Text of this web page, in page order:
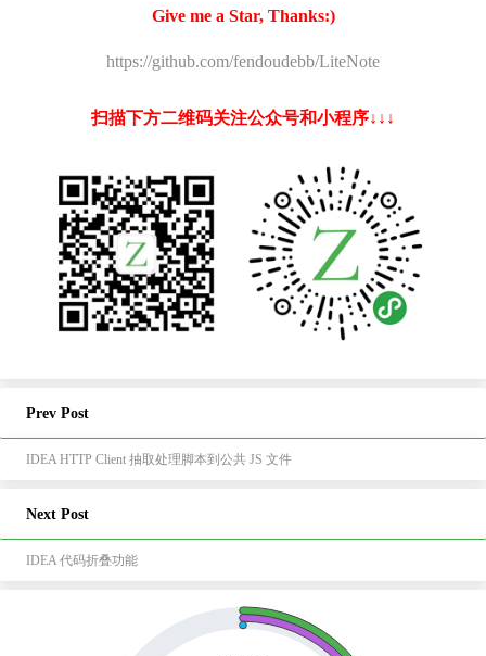
Give me a Star, Thanks:)
https://github.com/fendoudebb/LiteNote
扫描下方二维码关注公众号和小程序↓↓↓
Prev Post
IDEA HTTP Client 抽取处理脚本到公共 JS 文件
Next Post
IDEA 代码折叠功能